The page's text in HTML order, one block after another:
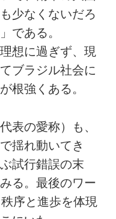
少なくないだろ
である。
想に過ぎず、現
ブラジル社会に
根強くある。
表の愛称）も、
揺れ動いてき
試行錯誤の末
る。最後のワー
序と進歩を体現